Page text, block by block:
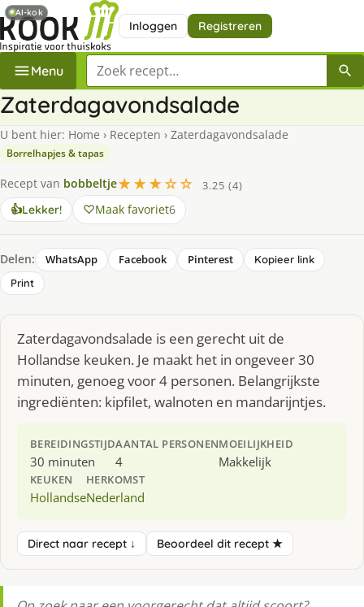
Inloggen Registreren
Menu Zoek een recept
Zaterdagavondsalade
U bent hier: Home › Recepten › Zaterdagavondsalade
Borrelhapjes & tapas
Recept van bobbeltje★★★☆☆
3.25 (4)
👍Lekker! Maak favoriet6
Delen: WhatsApp Facebook Pinterest
Kopieer link
Print
Zaterdagavondsalade is een gerecht uit de
Hollandse keuken. Je maakt het in ongeveer 30
minuten, genoeg voor 4 personen. Belangrijkste
ingrediënten: kipfilet, walnoten en mandarijntjes.
BEREIDINGSTIJD
30 minuten
AANTAL PERSONEN
4
MOEILIJKHEID
Makkelijk
KEUKEN
Hollandse
HERKOMST
Nederland
Direct naar recept ↓ Beoordeel dit recept ★
AI-kok